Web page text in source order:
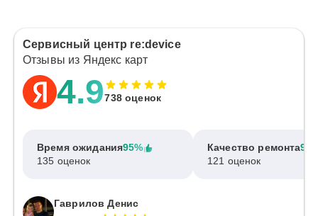
Сервисный центр re:device
Отзывы из Яндекс карт
4.9738 оценок
Время ожидания95%
135 оценок
Качество ремонта
121 оценок
Гаврилов Денис